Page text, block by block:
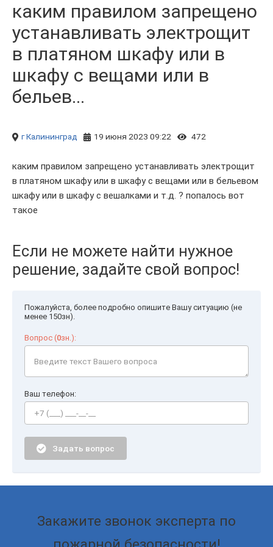
каким правилом запрещено
устанавливать электрощит
в платяном шкафу или в
шкафу с вещами или в
бельев...
г Калининград 19 июня 2023 09:22 472
каким правилом запрещено устанавливать электрощит
в платяном шкафу или в шкафу с вещами или в бельевом
шкафу или в шкафу с вешалками и т.д. ? попалось вот
такое
Если не можете найти нужное
решение, задайте свой вопрос!
Пожалуйста, более подробно опишите Вашу ситуацию (не
менее 150зн).
Вопрос (0зн.):
Ваш телефон:
Задать вопрос
Закажите звонок эксперта по